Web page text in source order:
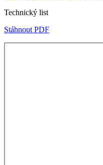
Technický list
Stáhnout PDF